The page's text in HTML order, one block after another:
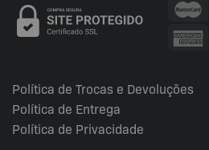
Política de Trocas e Devoluções
Política de Entrega
Política de Privacidade